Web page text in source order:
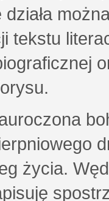
tekstu
życia.